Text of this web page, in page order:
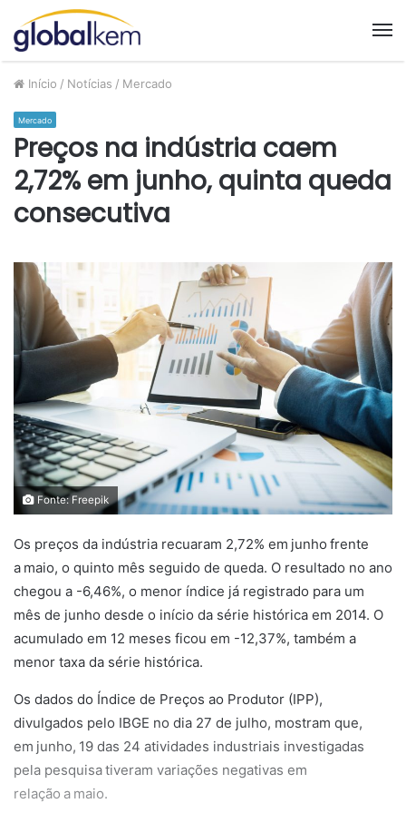
Início / Notícias / Mercado
Mercado
Preços na indústria caem
2,72% em junho, quinta queda
consecutiva
Fonte: Freepik
Os preços da indústria recuaram 2,72% em junho frente
a maio, o quinto mês seguido de queda. O resultado no ano
chegou a -6,46%, o menor índice já registrado para um
mês de junho desde o início da série histórica em 2014. O
acumulado em 12 meses ficou em -12,37%, também a
menor taxa da série histórica.
Os dados do Índice de Preços ao Produtor (IPP),
divulgados pelo IBGE no dia 27 de julho, mostram que,
em junho, 19 das 24 atividades industriais investigadas
pela pesquisa tiveram variações negativas em
relação a maio.